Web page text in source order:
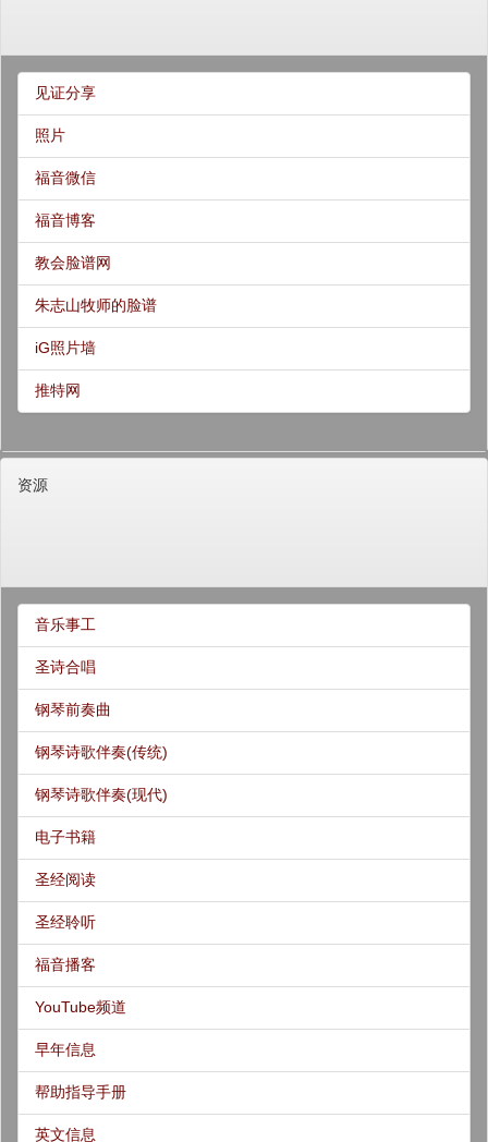
见证分享
照片
福音微信
福音博客
教会脸谱网
朱志山牧师的脸谱
iG照片墙
推特网
资源
音乐事工
圣诗合唱
钢琴前奏曲
钢琴诗歌伴奏(传统)
钢琴诗歌伴奏(现代)
电子书籍
圣经阅读
圣经聆听
福音播客
YouTube频道
早年信息
帮助指导手册
英文信息